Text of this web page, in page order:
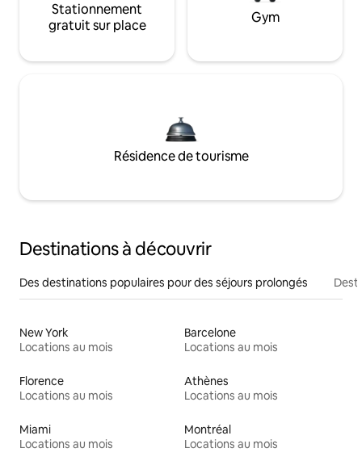
Stationnement
gratuit sur place
Gym
Résidence de tourisme
Destinations à découvrir
Des destinations populaires pour des séjours prolongés
New York
Locations au mois
Barcelone
Locations au mois
Florence
Locations au mois
Athènes
Locations au mois
Miami
Locations au mois
Montréal
Locations au mois